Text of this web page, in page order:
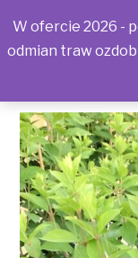
W ofercie 2026 -
odmian traw